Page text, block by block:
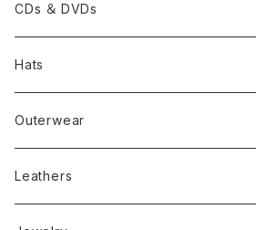
CDs ＆ DVDs
Hats
Outerwear
Leathers